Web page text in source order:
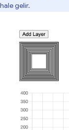
hale gelir.